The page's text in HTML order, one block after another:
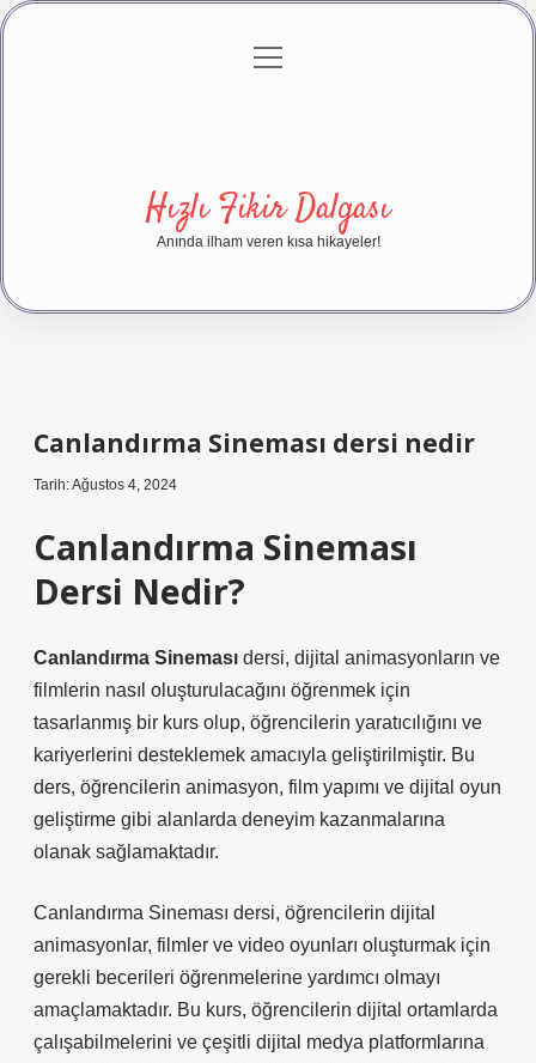
Gizlilik Politikası
menüyü
Hızlı Fikir Dalgası
Anında ilham veren kısa hikayeler!
Canlandırma Sineması dersi nedir
Tarih: Ağustos 4, 2024
Canlandırma Sineması
Dersi Nedir?
Canlandırma Sineması dersi, dijital animasyonların ve
filmlerin nasıl oluşturulacağını öğrenmek için
tasarlanmış bir kurs olup, öğrencilerin yaratıcılığını ve
kariyerlerini desteklemek amacıyla geliştirilmiştir. Bu
ders, öğrencilerin animasyon, film yapımı ve dijital oyun
geliştirme gibi alanlarda deneyim kazanmalarına
olanak sağlamaktadır.
Canlandırma Sineması dersi, öğrencilerin dijital
animasyonlar, filmler ve video oyunları oluşturmak için
gerekli becerileri öğrenmelerine yardımcı olmayı
amaçlamaktadır. Bu kurs, öğrencilerin dijital ortamlarda
çalışabilmelerini ve çeşitli dijital medya platformlarına